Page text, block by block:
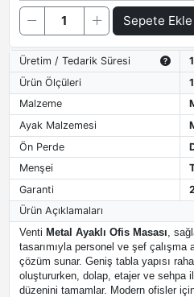
Sepete Ekle
Üretim / Tedarik Süresi
Ürün Ölçüleri
Malzeme
Ayak Malzemesi
Ön Perde
Menşei
Garanti
Ürün Açıklamaları
Venti Metal Ayaklı Ofis Masası,
tasarımıyla personel ve şef çalışma
çözüm sunar. Geniş tabla yapısı
oluştururken, dolap, etajer ve sehpa
düzenini tamamlar. Modern ofisler